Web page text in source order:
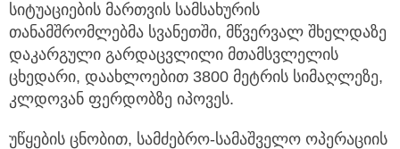
სიტუაციების მართვის სამსახურის
თანამშრომლებმა სვანეთში, მწვერვალ შხელდაზე
დაკარგული გარდაცვლილი მთამსვლელის
ცხედარი, დაახლოებით 3800 მეტრის სიმაღლეზე,
კლდოვან ფერდობზე იპოვეს.
უწყების ცნობით, სამძებრო-სამაშველო ოპერაციის